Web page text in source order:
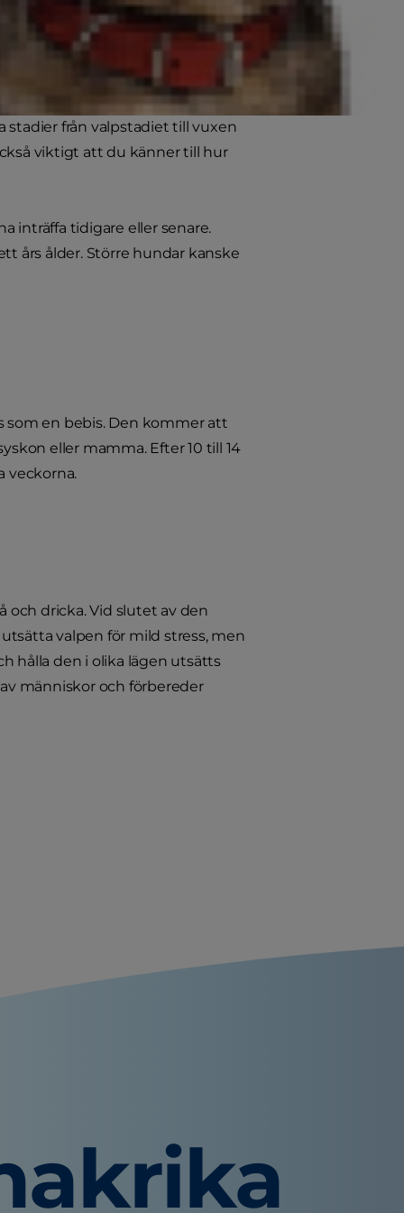
stadier från valpstadiet till vuxen
viktigt att du känner till hur
inträffa tidigare eller senare.
års ålder. Större hundar kanske
som en bebis. Den kommer att
eller mamma. Efter 10 till 14
veckorna.
och dricka. Vid slutet av den
valpen för mild stress, men
hålla den i olika lägen utsätts
människor och förbereder